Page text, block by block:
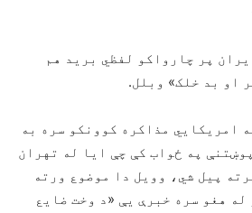
پر چارواکو لفظي برید هم
او بد خلک» وبلل.
امریکايي مذاکره کوونکو سره به
په ځواب کې چې ایا له تهران
پیل شي، وویل دا موضوع ورته
له هغو سره خبرې یې «د وخت ضایع